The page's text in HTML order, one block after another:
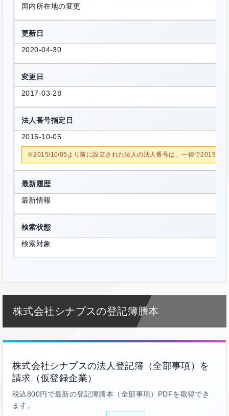
国内所在地の変更
更新日
2020-04-30
変更日
2017-03-28
法人番号指定日
2015-10-05
※2015/10/05より前に設立された法人の法人番号は、一律で2015/10/
最新履歴
最新情報
検索状態
検索対象
株式会社シナプスの登記簿謄本
株式会社シナプスの法人登記簿（全部事項）を
請求（仮登録企業）
税込800円で最新の登記簿謄本（全部事項）PDFを取得でき
ます。